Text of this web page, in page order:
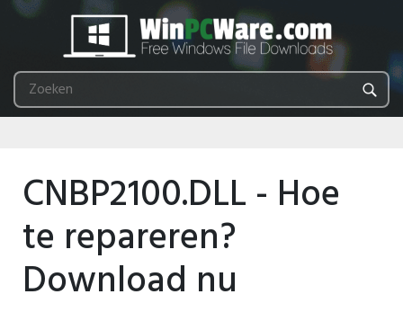
CNBP2100.DLL - Hoe
te repareren?
Download nu